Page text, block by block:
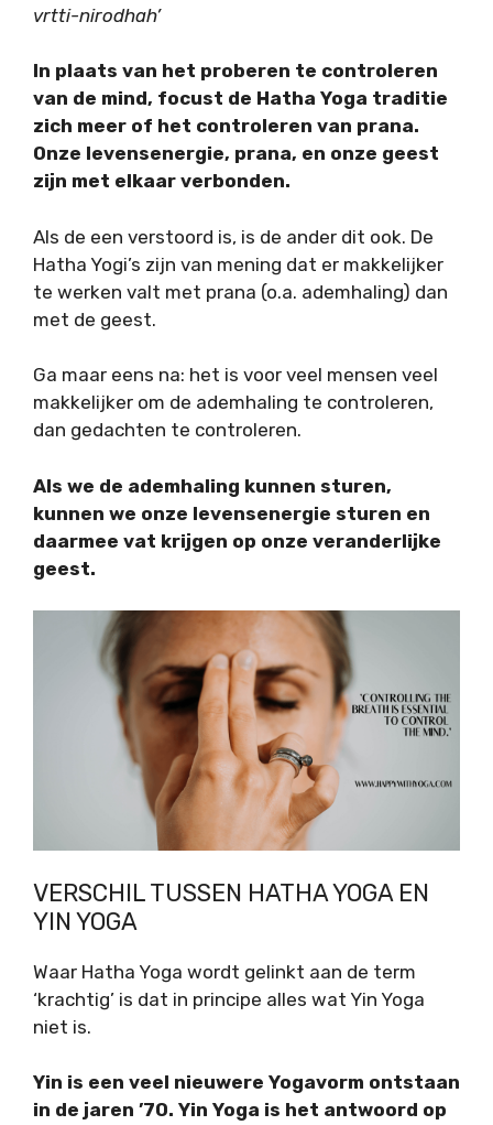
vrtti-nirodhah’
In plaats van het proberen te controleren
van de mind, focust de Hatha Yoga traditie
zich meer of het controleren van prana.
Onze levensenergie, prana, en onze geest
zijn met elkaar verbonden.
Als de een verstoord is, is de ander dit ook. De
Hatha Yogi’s zijn van mening dat er makkelijker
te werken valt met prana (o.a. ademhaling) dan
met de geest.
Ga maar eens na: het is voor veel mensen veel
makkelijker om de ademhaling te controleren,
dan gedachten te controleren.
Als we de ademhaling kunnen sturen,
kunnen we onze levensenergie sturen en
daarmee vat krijgen op onze veranderlijke
geest.
VERSCHIL TUSSEN HATHA YOGA EN
YIN YOGA
Waar Hatha Yoga wordt gelinkt aan de term
‘krachtig’ is dat in principe alles wat Yin Yoga
niet is.
Yin is een veel nieuwere Yogavorm ontstaan
in de jaren ’70. Yin Yoga is het antwoord op